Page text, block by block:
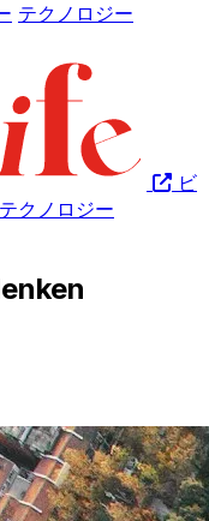
テクノロジー
ビ
テクノロジー